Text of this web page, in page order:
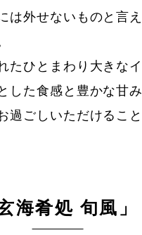
は外せないものと言
たひとまわり大きな
した食感と豊かな甘み
過ごしいただけるこ
玄海肴処 旬風」